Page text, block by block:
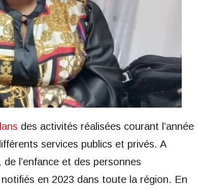
des activités réalisées courant l’année
services publics et privés. A
l’enfance et des personnes
en 2023 dans toute la région. En